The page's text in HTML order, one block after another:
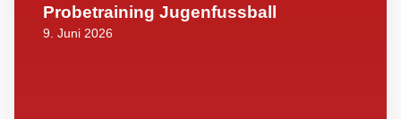
Probetraining Jugenfussball
9. Juni 2026